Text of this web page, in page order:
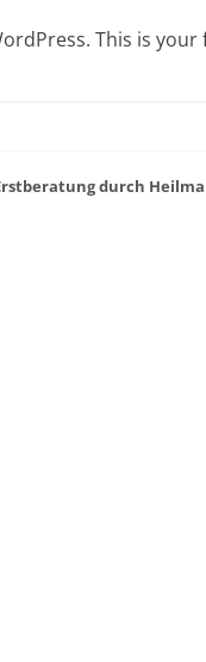
This is
durch